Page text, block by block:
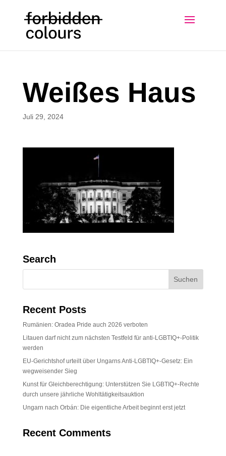
Weißes Haus
Juli 29, 2024
Search
Recent Posts
Rumänien: Oradea Pride auch 2026 verboten
Litauen darf nicht zum nächsten Testfeld für anti-LGBTIQ+-Politik
werden
EU-Gerichtshof urteilt über Ungarns Anti-LGBTIQ+-Gesetz: Ein
wegweisender Sieg
Kunst für Gleichberechtigung: Unterstützen Sie LGBTIQ+-Rechte
durch unsere jährliche Wohltätigkeitsauktion
Ungarn nach Orbán: Die eigentliche Arbeit beginnt erst jetzt
Recent Comments